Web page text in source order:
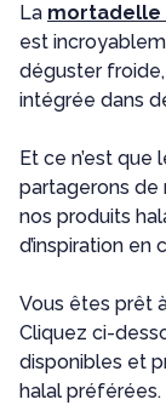
La mortadelle
est
déguster
intégrée dans
Et ce n’est que
partagerons
nos produits
d’inspiration en
Vous êtes prêt
Cliquez ci-
disponibles et
halal préférées.